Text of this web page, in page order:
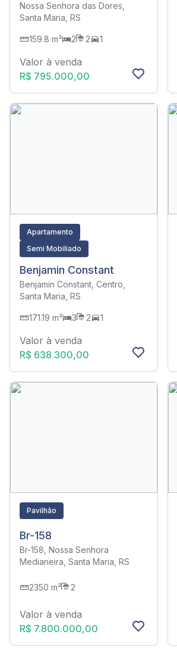
Nossa Senhora das Dores,
Santa Maria, RS
159.8 m² 2 2 1
Valor à venda
R$ 795.000,00
Apartamento
Semi Mobiliado
Benjamin Constant
Benjamin Constant, Centro,
Santa Maria, RS
171.19 m² 3 2 1
Valor à venda
R$ 638.300,00
Pavilhão
Br-158
Br-158, Nossa Senhora
Medianeira, Santa Maria, RS
2350 m² 2
Valor à venda
R$ 7.800.000,00